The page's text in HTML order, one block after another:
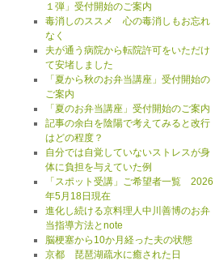
１弾」受付開始のご案内
毒消しのススメ 心の毒消しもお忘れ
なく
夫が通う病院から転院許可をいただけ
て安堵しました
「夏から秋のお弁当講座」受付開始の
ご案内
「夏のお弁当講座」受付開始のご案内
記事の余白を陰陽で考えてみると改行
はどの程度？
自分では自覚していないストレスが身
体に負担を与えていた例
「スポット受講」ご希望者一覧 2026
年5月18日現在
進化し続ける京料理人中川善博のお弁
当指導方法とnote
脳梗塞から10か月経った夫の状態
京都 琵琶湖疏水に癒された日